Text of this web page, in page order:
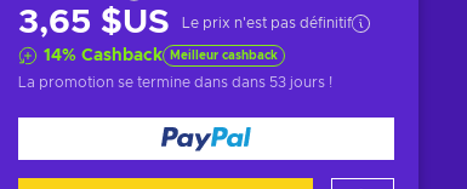
3,65 $US Le prix n'est pas définitif
14% Cashback Meilleur cashback
La promotion se termine dans dans 53 jours !